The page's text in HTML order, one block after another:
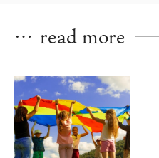
… read more